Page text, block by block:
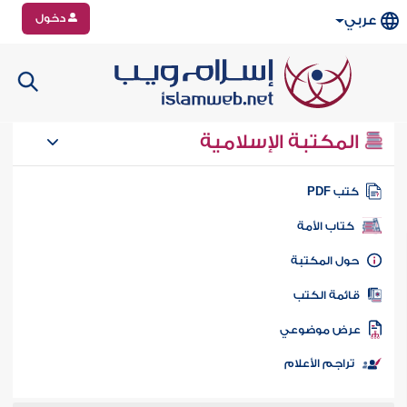
عربي دخول
المكتبة الإسلامية
كتب PDF
كتاب الأمة
المكتبة
الكتب
موضوعي